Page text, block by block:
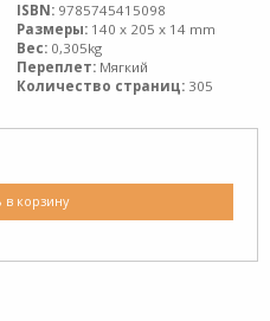
ISBN: 9785745415098
Размеры: 140 x 205 x 14 mm
Вес: 0,305kg
Переплет: Мягкий
Количество страниц: 305
в корзину